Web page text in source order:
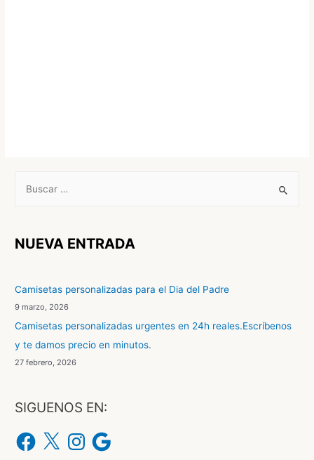
c
p
o
r
:
NUEVA ENTRADA
Camisetas personalizadas para el Dia del Padre
9 marzo, 2026
Camisetas personalizadas urgentes en 24h reales.Escríbenos
y te damos precio en minutos.
27 febrero, 2026
SIGUENOS EN:
F
a
c
X
n
s
G
o
o